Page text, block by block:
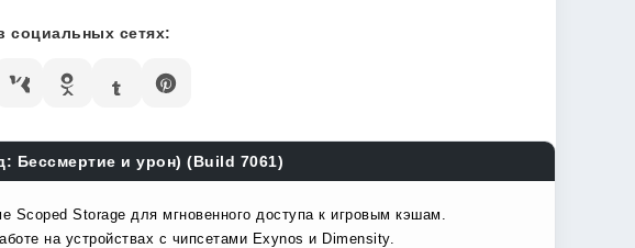
социальных сетях:
Бессмертие и урон) (Build 7061)
Scoped Storage для мгновенного доступа к игровым кэшам.
на устройствах с чипсетами Exynos и Dimensity.